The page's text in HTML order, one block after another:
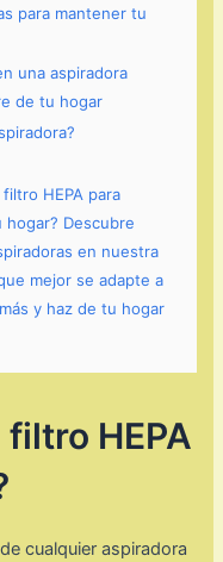
para mantener tu
una aspiradora
de tu hogar
HEPA para
hogar? Descubre
en nuestra
mejor se adapte a
y haz de tu hogar
HEPA
cualquier aspiradora